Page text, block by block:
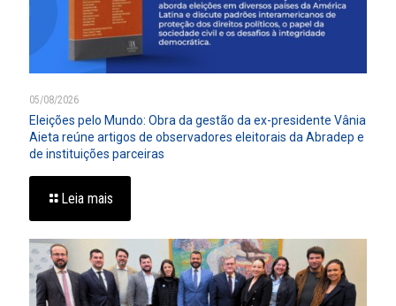
05/08/2026
Eleições pelo Mundo: Obra da gestão da ex-presidente Vânia
Aieta reúne artigos de observadores eleitorais da Abradep e
de instituições parceiras
Leia mais